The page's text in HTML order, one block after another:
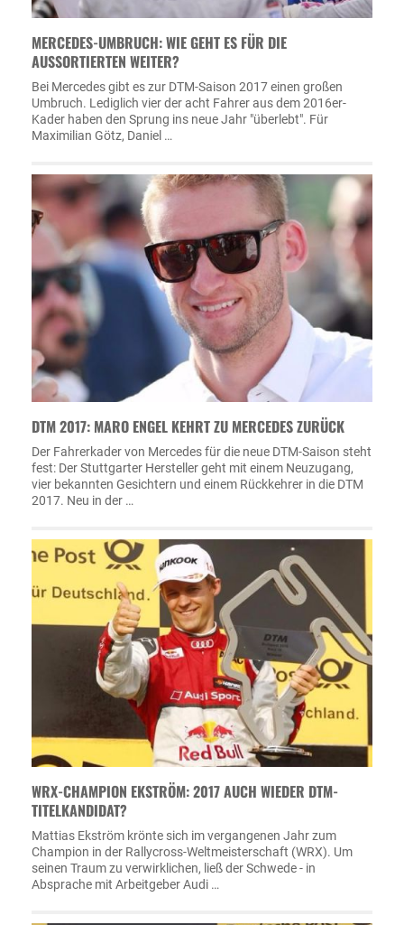
MERCEDES-UMBRUCH: WIE GEHT ES FÜR DIE
AUSSORTIERTEN WEITER?
Bei Mercedes gibt es zur DTM-Saison 2017 einen großen
Umbruch. Lediglich vier der acht Fahrer aus dem 2016er-
Kader haben den Sprung ins neue Jahr "überlebt". Für
Maximilian Götz, Daniel …
DTM 2017: MARO ENGEL KEHRT ZU MERCEDES ZURÜCK
Der Fahrerkader von Mercedes für die neue DTM-Saison steht
fest: Der Stuttgarter Hersteller geht mit einem Neuzugang,
vier bekannten Gesichtern und einem Rückkehrer in die DTM
2017. Neu in der …
WRX-CHAMPION EKSTRÖM: 2017 AUCH WIEDER DTM-
TITELKANDIDAT?
Mattias Ekström krönte sich im vergangenen Jahr zum
Champion in der Rallycross-Weltmeisterschaft (WRX). Um
seinen Traum zu verwirklichen, ließ der Schwede - in
Absprache mit Arbeitgeber Audi …